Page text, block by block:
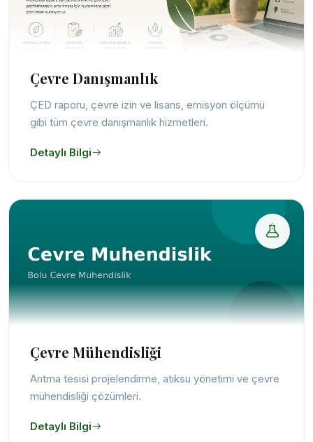
Çevre Danışmanlık
ÇED raporu, çevre izin ve lisans, emisyon ölçümü
gibi tüm çevre danışmanlık hizmetleri.
Detaylı Bilgi
Çevre Mühendisliği
Arıtma tesisi projelendirme, atıksu yönetimi ve çevre
mühendisliği çözümleri.
Detaylı Bilgi